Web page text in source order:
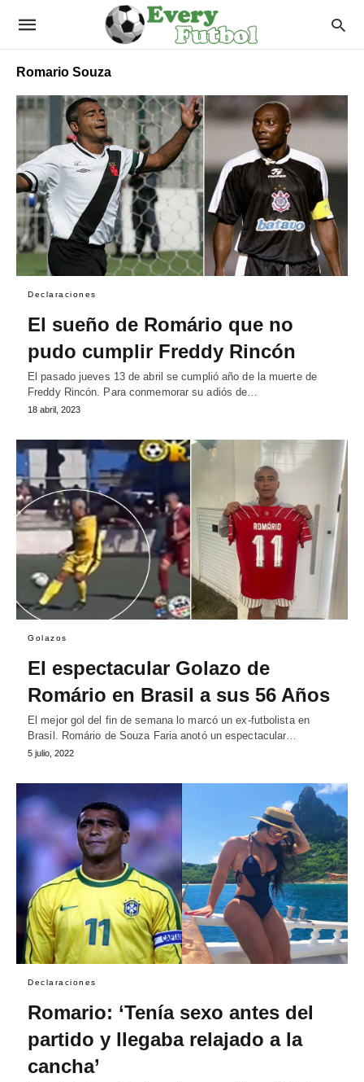
Romario Souza
Declaraciones
El sueño de Romário que no
pudo cumplir Freddy Rincón
El pasado jueves 13 de abril se cumplió año de la muerte de
Freddy Rincón. Para conmemorar su adiós de…
18 abril, 2023
Golazos
El espectacular Golazo de
Romário en Brasil a sus 56 Años
El mejor gol del fin de semana lo marcó un ex-futbolista en
Brasil. Romário de Souza Faria anotó un espectacular…
5 julio, 2022
Declaraciones
Romario: ‘Tenía sexo antes del
partido y llegaba relajado a la
cancha’